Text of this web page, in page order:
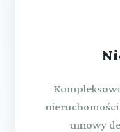
nieruchomości
umowy